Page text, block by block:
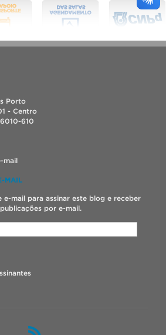
Porto
- Centro
610
mail
MAIL
e-mail para assinar este blog e receber
por e-mail.